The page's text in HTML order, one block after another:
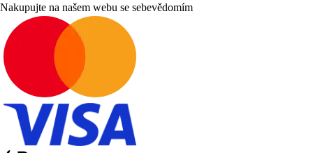
Nakupujte na našem webu se sebevědomím